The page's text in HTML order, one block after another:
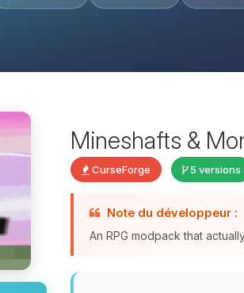
Mineshafts &
CurseForge 5 versions
Note du développeur :
An RPG modpack that